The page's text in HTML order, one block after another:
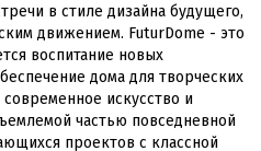
в стиле дизайна будущего,
движением. FuturDome - это
воспитание новых
дома для творческих
искусство и
частью повседневной
проектов с классной